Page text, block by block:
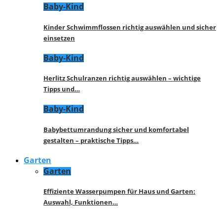
Baby-Kind
Kinder Schwimmflossen richtig auswählen und sicher
einsetzen
Baby-Kind
Herlitz Schulranzen richtig auswählen – wichtige
Tipps und…
Baby-Kind
Babybettumrandung sicher und komfortabel
gestalten – praktische Tipps…
Garten
Garten
Effiziente Wasserpumpen für Haus und Garten:
Auswahl, Funktionen…